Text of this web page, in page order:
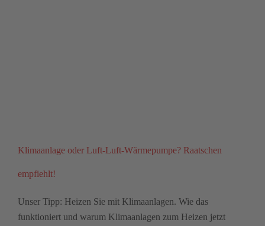
Klimaanlage oder Luft-Luft-Wärmepumpe? Raatschen
empfiehlt!
Unser Tipp: Heizen Sie mit Klimaanlagen. Wie das
funktioniert und warum Klimaanlagen zum Heizen jetzt